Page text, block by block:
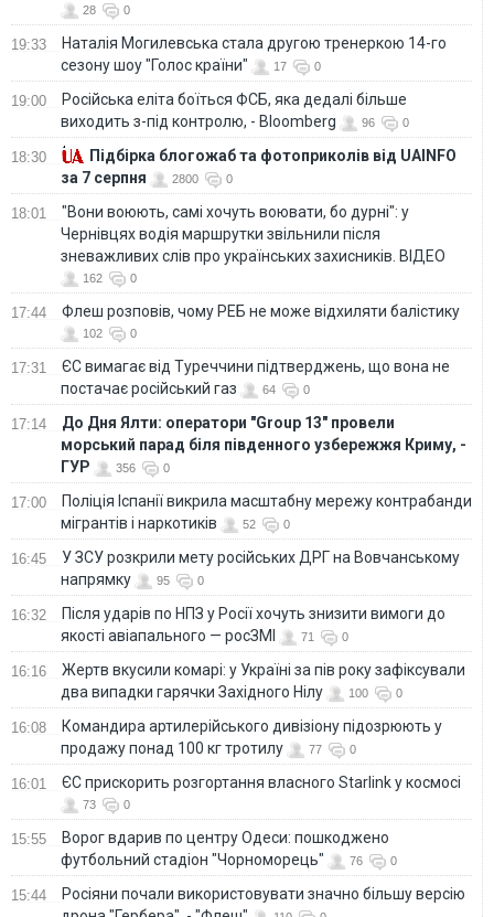
28 0
19:33
Наталія Могилевська стала другою тренеркою 14-го
сезону шоу "Голос країни"
17 0
19:00
Російська еліта боїться ФСБ, яка дедалі більше
виходить з-під контролю, - Bloomberg
96 0
18:30
Підбірка блогожаб та фотоприколів від UAINFO
за 7 серпня
2800 0
18:01
"Вони воюють, самі хочуть воювати, бо дурні": у
Чернівцях водія маршрутки звільнили після
зневажливих слів про українських захисників. ВІДЕО
162 0
17:44 Флеш розповів, чому РЕБ не може відхиляти балістику
102 0
17:31
ЄС вимагає від Туреччини підтверджень, що вона не
постачає російський газ
64 0
17:14
До Дня Ялти: оператори "Group 13" провели
морський парад біля південного узбережжя Криму, -
ГУР
356 0
17:00
Поліція Іспанії викрила масштабну мережу контрабанди
мігрантів і наркотиків
52 0
16:45
У ЗСУ розкрили мету російських ДРГ на Вовчанському
напрямку
95 0
16:32
Після ударів по НПЗ у Росії хочуть знизити вимоги до
якості авіапального — росЗМІ
71 0
16:16
Жертв вкусили комарі: у Україні за пів року зафіксували
два випадки гарячки Західного Нілу
100 0
16:08
Командира артилерійського дивізіону підозрюють у
продажу понад 100 кг тротилу
77 0
16:01 ЄС прискорить розгортання власного Starlink у космосі
73 0
15:55
Ворог вдарив по центру Одеси: пошкоджено
футбольний стадіон "Чорноморець"
76 0
15:44
Росіяни почали використовувати значно більшу версію